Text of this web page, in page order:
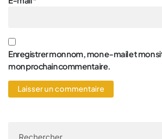
Enregistrer mon nom, mon e-mail et mon
mon prochain commentaire.